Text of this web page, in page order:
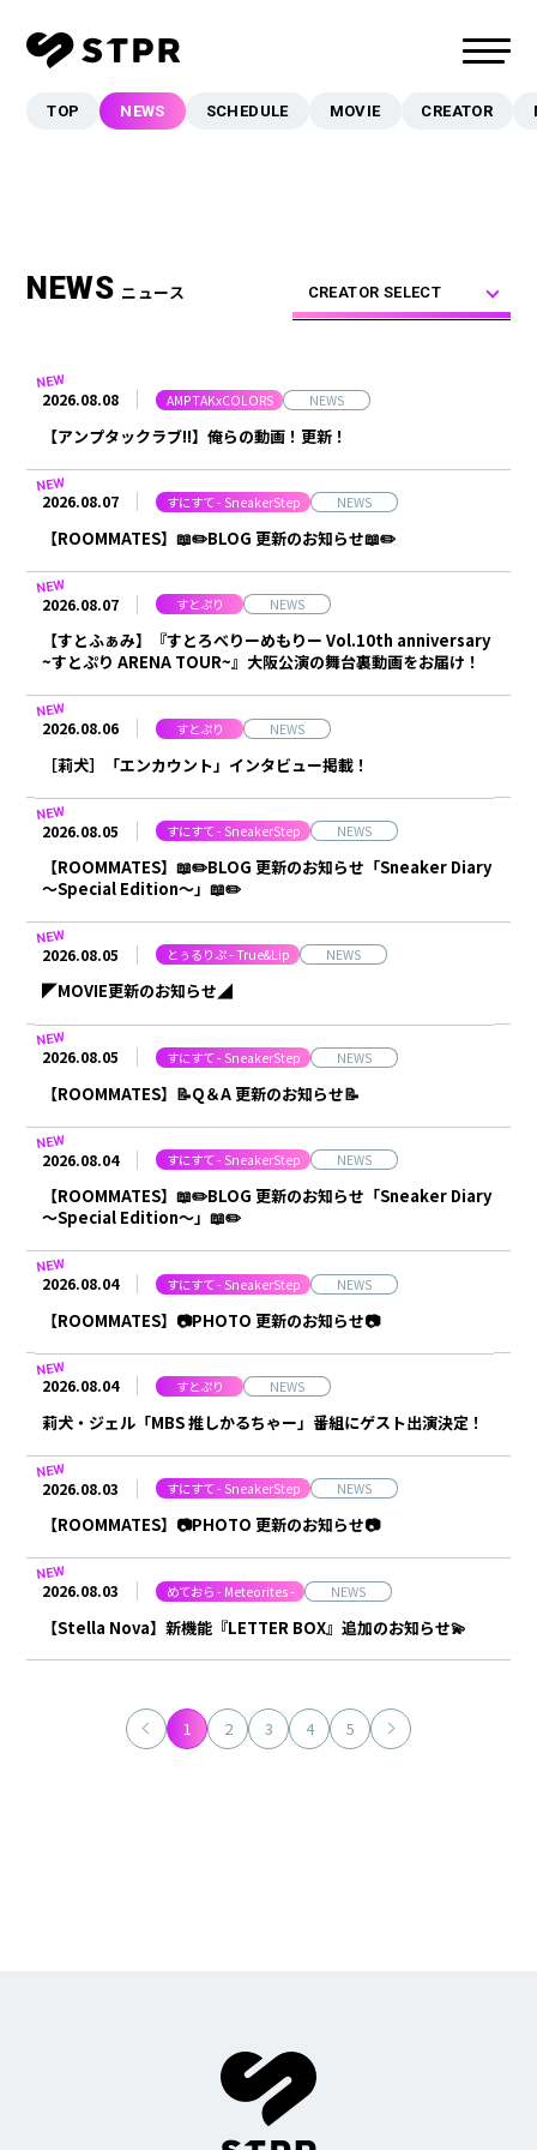
TOP NEWS SCHEDULE MOVIE CREATOR
TOP
CREATOR
EVENT/LIVE
STORE
FANCLUB
CREATOR
すとぷり
莉犬 るぅと
ジェル ななもり。
ばぁう てるとくん
AMPTAKxCOLORS
あっきぃ まぜ太
ぷりっつ
あっと けちゃ
めておら - Meteorites -
心音
Lapis メルト・ダ・テンシ
みかさくん 明雷 らいと
すにすて - SneakerStep
ものくろ
NEWS ニュース CREATOR SELECT
2026.08.08 AMPTAKxCOLORS NEWS
【アンプタックラブ!!】俺らの動画！更新！
2026.08.07 すにすて - SneakerStep NEWS
【ROOMMATES】📖✏️BLOG 更新のお知らせ📖✏️
2026.08.07 すとぷり NEWS
【すとふぁみ】『すとろべりーめもりー Vol.10th anniversary
~すとぷり ARENA TOUR~』大阪公演の舞台裏動画をお届け！
2026.08.06 すとぷり NEWS
［莉犬］「エンカウント」インタビュー掲載！
2026.08.05 すにすて - SneakerStep NEWS
【ROOMMATES】📖✏️BLOG 更新のお知らせ「Sneaker Diary
～Special Edition～」📖✏️
2026.08.05 とぅるりぷ - True&Lip NEWS
◤MOVIE更新のお知らせ◢
2026.08.05 すにすて - SneakerStep NEWS
【ROOMMATES】📝Q＆A 更新のお知らせ📝
2026.08.04 すにすて - SneakerStep NEWS
【ROOMMATES】📖✏️BLOG 更新のお知らせ「Sneaker Diary
～Special Edition～」📖✏️
2026.08.04 すにすて - SneakerStep NEWS
【ROOMMATES】📷PHOTO 更新のお知らせ📷
2026.08.04 すとぷり NEWS
莉犬・ジェル「MBS 推しかるちゃー」番組にゲスト出演決定！
2026.08.03 すにすて - SneakerStep NEWS
【ROOMMATES】📷PHOTO 更新のお知らせ📷
2026.08.03 めておら - Meteorites - NEWS
【Stella Nova】新機能『LETTER BOX』追加のお知らせ💫
1 2 3 4 5